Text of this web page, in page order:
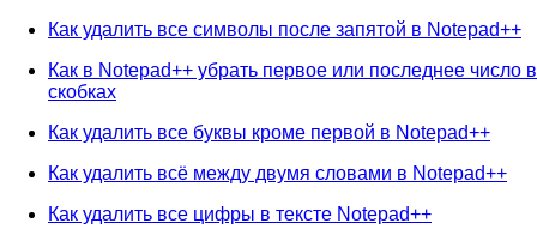
Как удалить все символы после запятой в Notepad++
Как в Notepad++ убрать первое или последнее число в
скобках
Как удалить все буквы кроме первой в Notepad++
Как удалить всё между двумя словами в Notepad++
Как удалить все цифры в тексте Notepad++